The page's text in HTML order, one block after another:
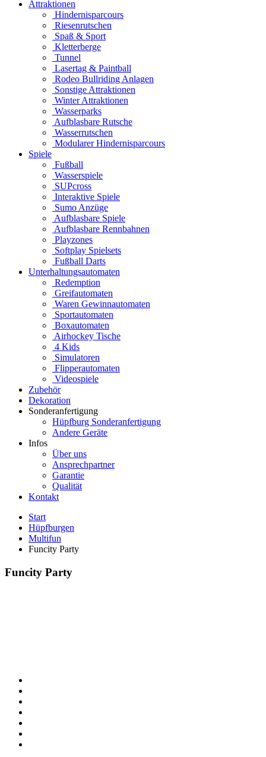
Attraktionen
Hindernisparcours
Riesenrutschen
Spaß & Sport
Kletterberge
Tunnel
Lasertag & Paintball
Rodeo Bullriding Anlagen
Sonstige Attraktionen
Winter Attraktionen
Wasserparks
Aufblasbare Rutsche
Wasserrutschen
Modularer Hindernisparcours
Spiele
Fußball
Wasserspiele
SUPcross
Interaktive Spiele
Sumo Anzüge
Aufblasbare Spiele
Aufblasbare Rennbahnen
Playzones
Softplay Spielsets
Fußball Darts
Unterhaltungsautomaten
Redemption
Greifautomaten
Waren Gewinnautomaten
Sportautomaten
Boxautomaten
Airhockey Tische
4 Kids
Simulatoren
Flipperautomaten
Videospiele
Zubehör
Dekoration
Sonderanfertigung
Hüpfburg Sonderanfertigung
Andere Geräte
Infos
Über uns
Ansprechpartner
Garantie
Qualität
Kontakt
Start
Hüpfburgen
Multifun
Funcity Party
Funcity Party